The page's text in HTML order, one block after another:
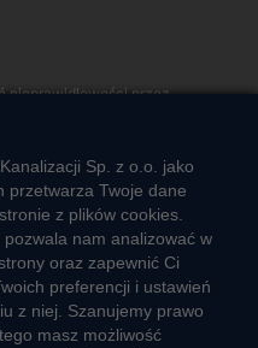
nieprawidłowości przez
Sp. z o.o. jako
przetwarza Twoje dane
z plików cookies.
nam analizować w
oraz zapewnić Ci
preferencji i ustawień
z niej. Szanujemy prawo
masz możliwość